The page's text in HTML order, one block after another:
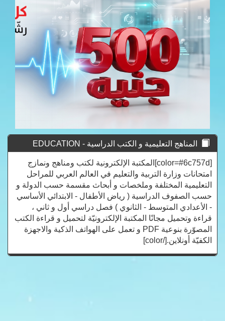
المناهج التعليمية و الكتب الدراسية - EDUCATION
CURRICULUM[color=#6c757d]المكتبة الإلكترونية لكتب ومناهج ونمازج
امتحانات وزارة التربية والتعليم في العالم العربي للمراحل
التعليمية المختلفة وملخصات و أبحاث مقسمة حسب الدولة و
حسب الصفوف الدراسية ( رياض الأطفال - الابتدائي الأساسي
- الأعدادي المتوسط - الثانوي ) فصل دراسي أول و ثاني ،
قراءة وتحميل مجانًا المكتبة الإلكترونيّة لتحميل و قراءة الكتب
المصوّرة بنوعية PDF و تعمل على الهواتف الذكية والاجهزة
الكفيّة أونلاين.[/color]